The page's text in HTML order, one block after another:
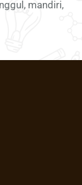
mandiri,